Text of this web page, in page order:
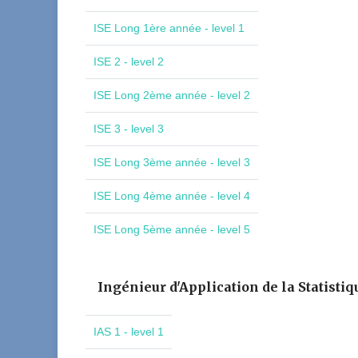
ISE Long 1ère année - level 1
ISE 2 - level 2
ISE Long 2ème année - level 2
ISE 3 - level 3
ISE Long 3ème année - level 3
ISE Long 4ème année - level 4
ISE Long 5ème année - level 5
Ingénieur d'Application de la
IAS 1 - level 1